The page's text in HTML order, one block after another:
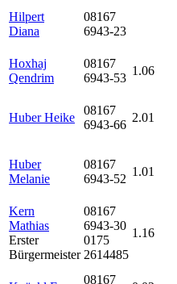
Hilpert
Diana
08167
6943-23
Hoxhaj
Qendrim
08167
6943-53
1.06
Huber Heike
08167
6943-66
2.01
Huber
Melanie
08167
6943-52
1.01
Kern
Mathias
Erster
Bürgermeister
08167
6943-30
0175
2614485
1.16
08167